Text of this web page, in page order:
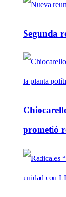
Segunda
prometió